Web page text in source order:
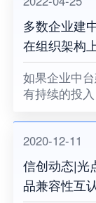
多数企业建
在组织架构
如果企业中
有持续的投
业中台将很
2020-12-11
信创动态|光
品兼容性互